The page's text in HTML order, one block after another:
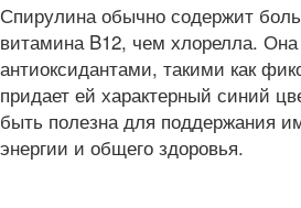
Спирулина обычно содержит
витамина B12, чем хлорелла. Она
антиоксидантами, такими как
придает ей характерный синий
быть полезна для поддержания
энергии и общего здоровья.